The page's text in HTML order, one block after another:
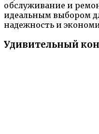
обслуживание и
идеальным выбором
надежность и
Удивительный